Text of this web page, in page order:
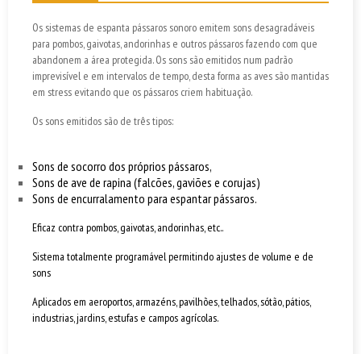
Os sistemas de espanta pássaros sonoro emitem sons desagradáveis
para pombos, gaivotas, andorinhas e outros pássaros fazendo com que
abandonem a área protegida. Os sons são emitidos num padrão
imprevisível e em intervalos de tempo, desta forma as aves são mantidas
em stress evitando que os pássaros criem habituação.
Os sons emitidos são de três tipos:
Sons de socorro dos próprios pássaros,
Sons de ave de rapina (falcões, gaviões e corujas)
Sons de encurralamento para espantar pássaros.
Eficaz contra pombos, gaivotas, andorinhas, etc..
Sistema totalmente programável permitindo ajustes de volume e de
sons
Aplicados em aeroportos, armazéns, pavilhões, telhados, sótão, pátios,
industrias, jardins, estufas e campos agrícolas.